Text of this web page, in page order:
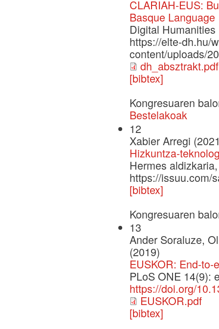
CLARIAH-EUS:
Basque Language
Digital
https://elte-dh.hu/
content/uploads/
dh_absztrakt.pdf
[bibtex]
Kongresuaren
Bestelakoak
12
Xabier Arregi
Hizkuntza-
Hermes
https://issuu.com/
[bibtex]
Kongresuaren
13
Ander Soraluze,
(2019)
EUSKOR: End-
PLoS ONE 14(9):
https://doi.org/
EUSKOR.pdf
[bibtex]